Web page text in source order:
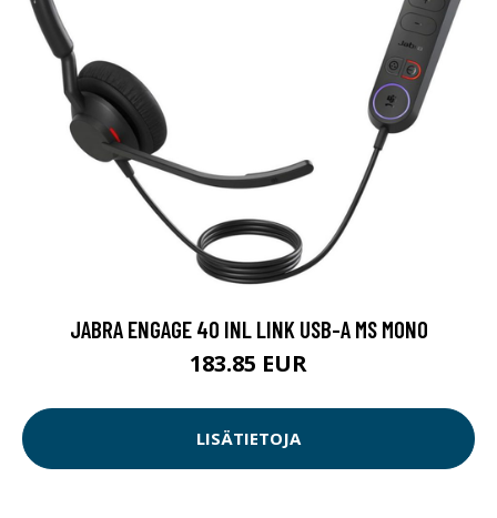
JABRA ENGAGE 40 INL LINK USB-A MS MONO
183.85 EUR
LISÄTIETOJA